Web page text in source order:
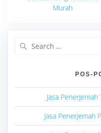
Murah
POS-
Jasa
Jasa Penerjemah